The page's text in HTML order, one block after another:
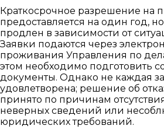
Краткосрочное разрешение на
предоставляется на один год,
продлен в зависимости от
Заявки подаются через
проживания Управления по
этом необходимо подготовить
документы. Однако не каждая
удовлетворена; решение об
принято по причинам
неверных сведений или
юридических требований.